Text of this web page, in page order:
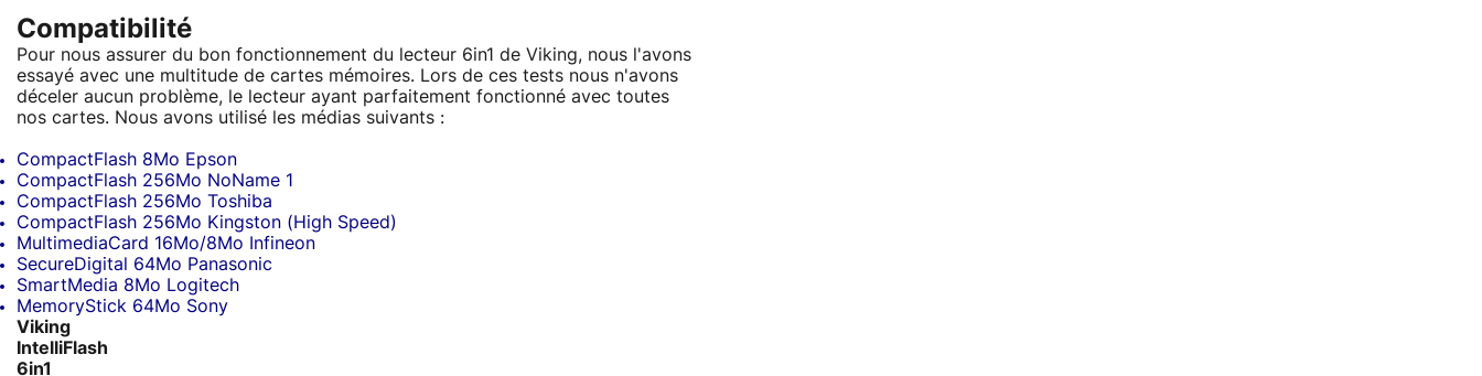
Compatibilité
Pour nous assurer du bon fonctionnement du lecteur 6in1 de Viking, nous l'avons
essayé avec une multitude de cartes mémoires. Lors de ces tests nous n'avons
déceler aucun problème, le lecteur ayant parfaitement fonctionné avec toutes
nos cartes. Nous avons utilisé les médias suivants :
CompactFlash 8Mo Epson
CompactFlash 256Mo NoName 1
CompactFlash 256Mo Toshiba
CompactFlash 256Mo Kingston (High Speed)
MultimediaCard 16Mo/8Mo Infineon
SecureDigital 64Mo Panasonic
SmartMedia 8Mo Logitech
MemoryStick 64Mo Sony
Viking
IntelliFlash
6in1